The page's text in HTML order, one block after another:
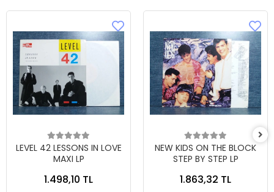
LEVEL 42 LESSONS IN LOVE
MAXI LP
1.498,10 TL
NEW KIDS ON THE BLOCK
STEP BY STEP LP
1.863,32 TL